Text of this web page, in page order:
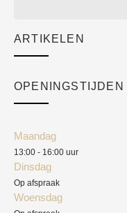
ARTIKELEN
OPENINGSTIJDEN
Maandag
13:00 - 16:00 uur
Dinsdag
Op afspraak
Woensdag